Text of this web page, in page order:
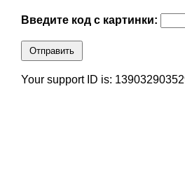
Введите код с картинки:
Отправить
Your support ID is: